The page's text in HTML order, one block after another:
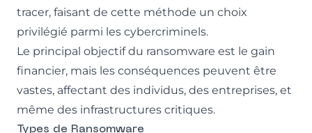
tracer, faisant de cette méthode un choix
privilégié parmi les cybercriminels.
Le principal objectif du ransomware est le gain
financier, mais les conséquences peuvent être
vastes, affectant des individus, des entreprises, et
même des infrastructures critiques.
Types de Ransomware